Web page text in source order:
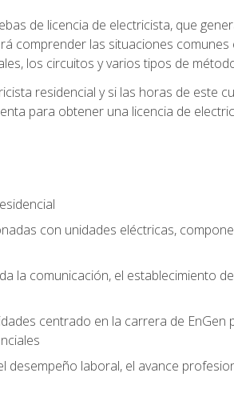
de licencia de electricista, que
comprender las situaciones
los circuitos y varios tipos de
residencial y si las horas de este
para obtener una licencia de
con unidades eléctricas,
la comunicación, el establecimiento
centrado en la carrera de EnGen
laboral, el avance